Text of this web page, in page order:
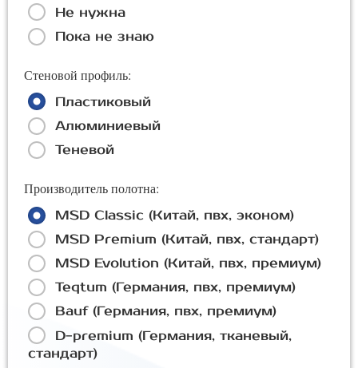
Не нужна
Пока не знаю
Стеновой профиль:
Пластиковый
Алюминиевый
Теневой
Производитель полотна:
MSD Classic (Китай, пвх, эконом)
MSD Premium (Китай, пвх, стандарт)
MSD Evolution (Китай, пвх, премиум)
Teqtum (Германия, пвх, премиум)
Bauf (Германия, пвх, премиум)
D-premium (Германия, тканевый,
стандарт)